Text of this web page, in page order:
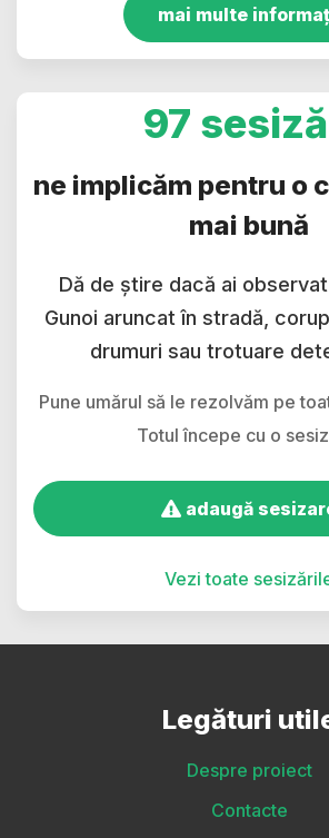
mai multe
97
ne implicăm pentru o
mai bună
Dă de știre dacă ai
Gunoi aruncat în stradă,
drumuri sau trotuare
Pune umărul să le rezolvăm pe
Totul începe cu o
adaugă
Vezi toate
Legături
Despre proiect
Contacte